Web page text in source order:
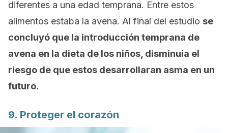
diferentes a una edad temprana. Entre estos
alimentos estaba la avena. Al final del estudio se
concluyó que la introducción temprana de
avena en la dieta de los niños, disminuía el
riesgo de que estos desarrollaran asma en un
futuro.
9. Proteger el corazón